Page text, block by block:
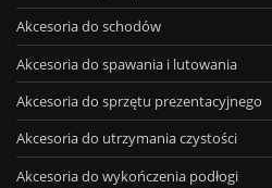
Akcesoria do schodów
Akcesoria do spawania i lutowania
Akcesoria do sprzętu prezentacyjnego
Akcesoria do utrzymania czystości
Akcesoria do wykończenia podłogi